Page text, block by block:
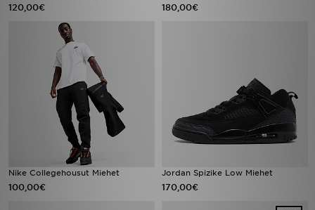
120,00€ 180,00€
Nike Collegehousut Miehet
100,00€
Jordan Spizike Low Miehet
170,00€